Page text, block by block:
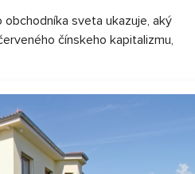
sveta ukazuje, aký
čínskeho kapitalizmu,